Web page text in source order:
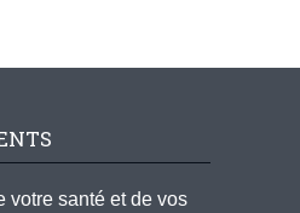
votre santé et de vos